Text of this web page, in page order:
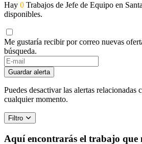
Hay 0 Trabajos de Jefe de Equipo en
disponibles.
Me gustaría recibir por correo nuevas
búsqueda.
If
you
are
a
human,
ignore
this
field
Guardar alerta
Puedes desactivar las alertas relacionadas
cualquier momento.
Filtro
Aquí encontrarás el trabajo que